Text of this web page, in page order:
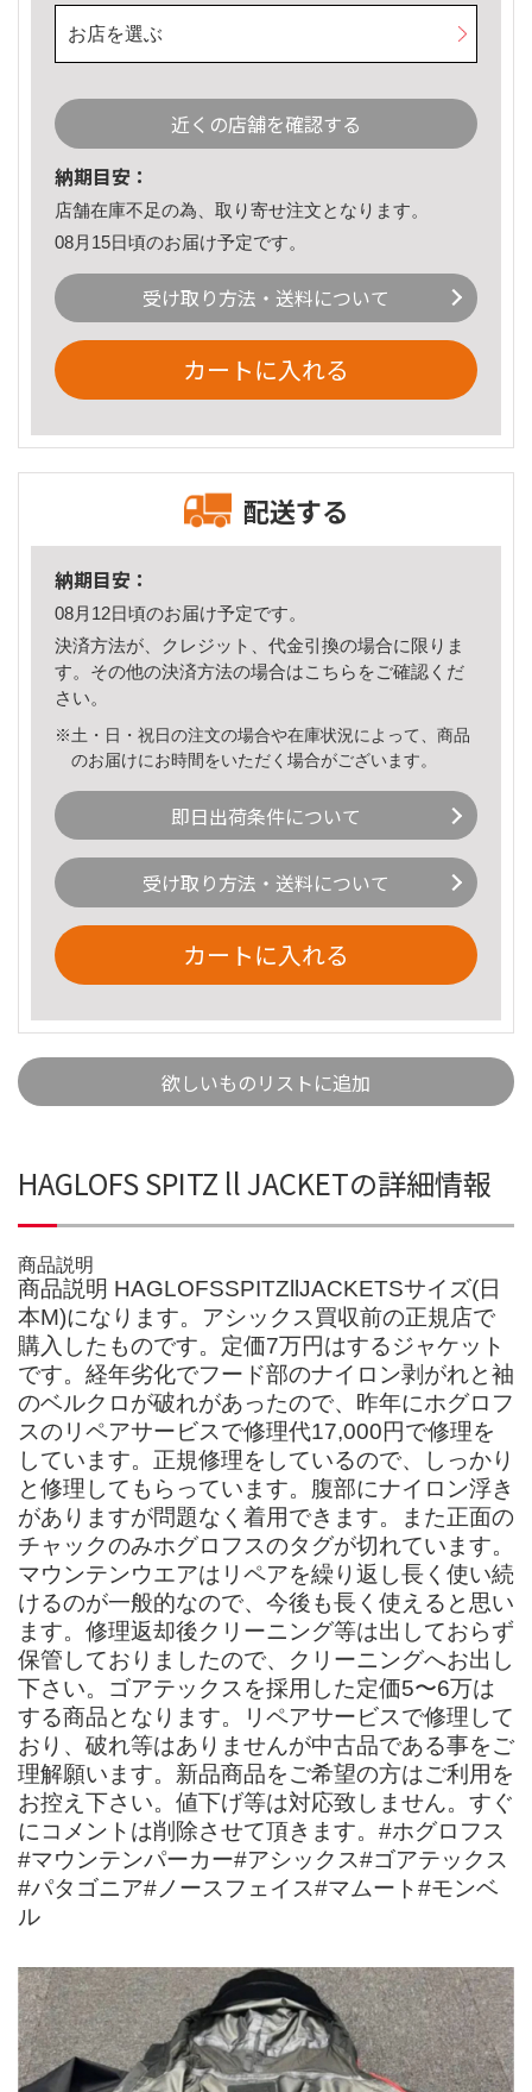
お店を選ぶ
近くの店舗を確認する
納期目安：
店舗在庫不足の為、取り寄せ注文となります。
08月15日頃のお届け予定です。
受け取り方法・送料について
カートに入れる
配送する
納期目安：
08月12日頃のお届け予定です。
決済方法が、クレジット、代金引換の場合に限りま
す。その他の決済方法の場合はこちら をご確認くだ
さい。
※土・日・祝日の注文の場合や在庫状況によって、商品
のお届けにお時間をいただく場合がございます。
即日出荷条件について
受け取り方法・送料について
カートに入れる
欲しいものリストに追加
HAGLOFS SPITZ ll JACKETの詳細情報
商品説明
商品説明 HAGLOFSSPITZllJACKETSサイズ(日
本M)になります。アシックス買収前の正規店で
購入したものです。定価7万円はするジャケット
です。経年劣化でフード部のナイロン剥がれと袖
のベルクロが破れがあったので、昨年にホグロフ
スのリペアサービスで修理代17,000円で修理を
しています。正規修理をしているので、しっかり
と修理してもらっています。腹部にナイロン浮き
がありますが問題なく着用できます。また正面の
チャックのみホグロフスのタグが切れています。
マウンテンウエアはリペアを繰り返し長く使い続
けるのが一般的なので、今後も長く使えると思い
ます。修理返却後クリーニング等は出しておらず
保管しておりましたので、クリーニングへお出し
下さい。ゴアテックスを採用した定価5〜6万は
する商品となります。リペアサービスで修理して
おり、破れ等はありませんが中古品である事をご
理解願います。新品商品をご希望の方はご利用を
お控え下さい。値下げ等は対応致しません。すぐ
にコメントは削除させて頂きます。#ホグロフス
#マウンテンパーカー#アシックス#ゴアテックス
#パタゴニア#ノースフェイス#マムート#モンベ
ル